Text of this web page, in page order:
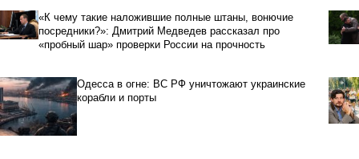
«К чему такие наложившие полные штаны, вонючие
посредники?»: Дмитрий Медведев рассказал про
«пробный шар» проверки России на прочность
Одесса в огне: ВС РФ уничтожают украинские
корабли и порты